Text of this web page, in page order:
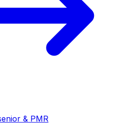
& PMR